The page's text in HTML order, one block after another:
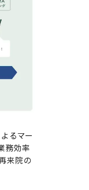
るマー
務効率
来院の